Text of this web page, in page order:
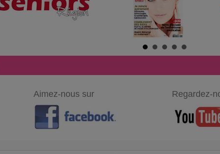
Aimez-nous sur Regardez-